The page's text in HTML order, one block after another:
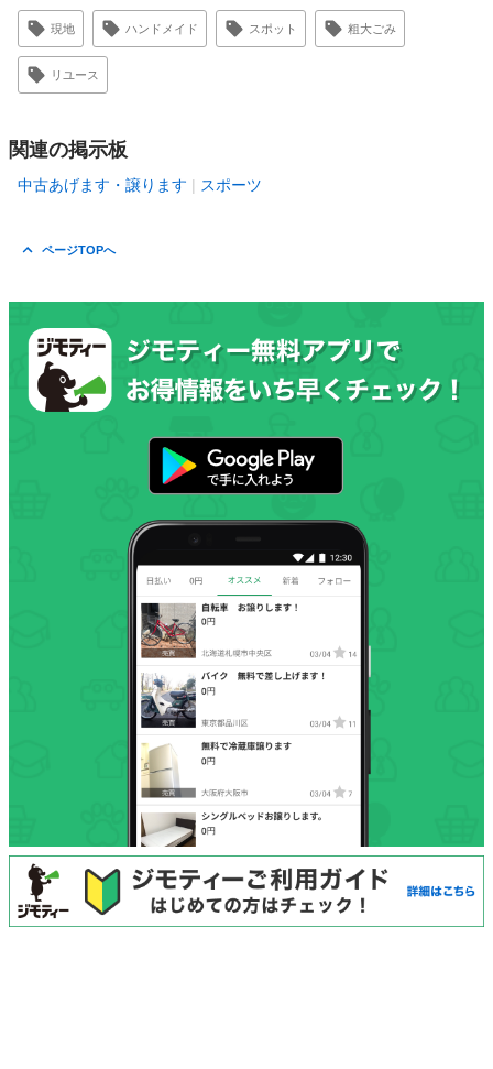
現地 ハンドメイド スポット 粗大ごみ
リユース
関連の掲示板
中古あげます・譲ります スポーツ
ページTOPへ